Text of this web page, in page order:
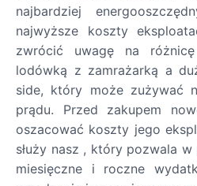
najbardziej
najwyższe koszty
zwrócić uwagę na
lodówką z zamrażarką a
side, który może zużywać
prądu. Przed zakupem
oszacować koszty jego
służy nasz , który pozwala
miesięczne i roczne